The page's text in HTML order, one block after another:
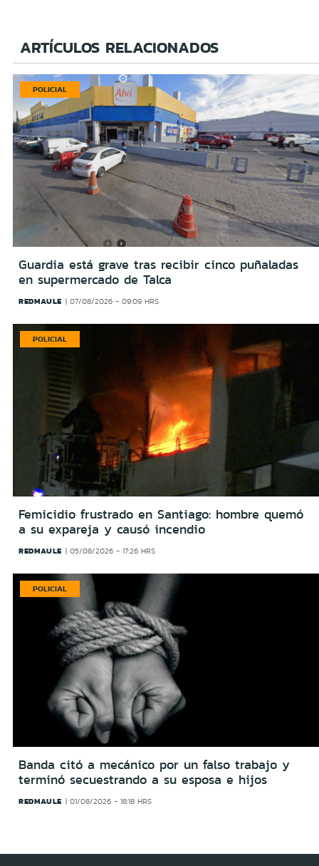
ARTÍCULOS RELACIONADOS
POLICIAL
Guardia está grave tras recibir cinco puñaladas
en supermercado de Talca
REDMAULE 07/08/2026 - 09:09 HRS
POLICIAL
Femicidio frustrado en Santiago: hombre quemó
a su expareja y causó incendio
REDMAULE 05/08/2026 - 17:26 HRS
POLICIAL
Banda citó a mecánico por un falso trabajo y
terminó secuestrando a su esposa e hijos
REDMAULE 01/08/2026 - 18:18 HRS